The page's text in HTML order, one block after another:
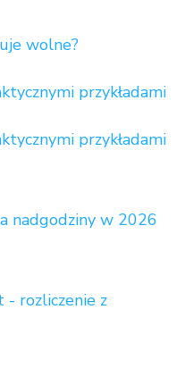
wolne?
przykładami
przykładami
nadgodziny w 2026
- rozliczenie z